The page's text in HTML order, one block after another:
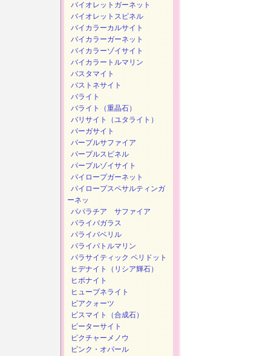
バイオレットガーネット
バイオレットスピネル
バイカラーカルサイト
バイカラーガーネット
バイカラーゾイサイト
バイカラートルマリン
バスタマイト
バストネサイト
バライト
バライト（重晶石）
バリサイト（ユタライト）
パーガサイト
パープルサファイア
パープルスピネル
パープルゾイサイト
パイロープガーネット
パイロープスペサルティンガ
ーネッ
パパラチア サファイア
パライバガラス
パライバベリル
パライパトルマリン
パラサイティック ペリドット
ヒデナイト（リシア輝石）
ヒボナイト
ヒューブネライト
ビアクォーツ
ビスマイト（合成石）
ピーターサイト
ピクチャーメノウ
ピンク・オパール